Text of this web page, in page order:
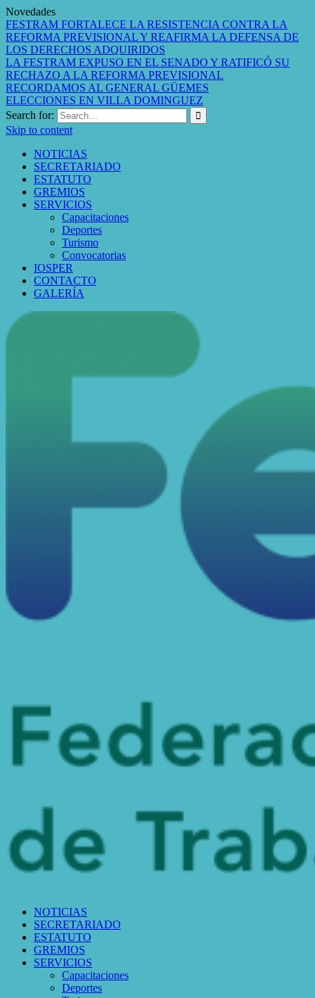
Novedades
FESTRAM FORTALECE LA RESISTENCIA CONTRA LA
REFORMA PREVISIONAL Y REAFIRMA LA DEFENSA DE
LOS DERECHOS ADQUIRIDOS
LA FESTRAM EXPUSO EN EL SENADO Y RATIFICÓ SU
RECHAZO A LA REFORMA PREVISIONAL
RECORDAMOS AL GENERAL GÜEMES
ELECCIONES EN VILLA DOMINGUEZ
Search for:
Skip to content
NOTICIAS
SECRETARIADO
ESTATUTO
GREMIOS
SERVICIOS
Capacitaciones
Deportes
Turismo
Convocatorias
IOSPER
CONTACTO
GALERÍA
NOTICIAS
SECRETARIADO
ESTATUTO
GREMIOS
SERVICIOS
Capacitaciones
Deportes